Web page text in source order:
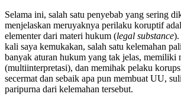
Selama ini, salah satu penyebab yang sering
menjelaskan meruyaknya perilaku koruptif
elementer dari materi hukum (legal substance).
kali saya kemukakan, salah satu kelemahan
banyak aturan hukum yang tak jelas, memiliki
(multiinterpretasi), dan memihak pelaku
secermat dan sebaik apa pun membuat UU,
paripurna dari kelemahan tersebut.